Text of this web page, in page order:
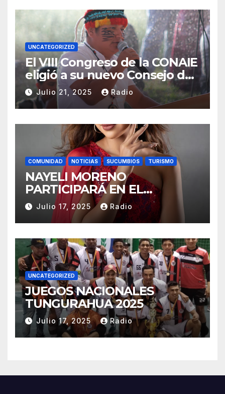
UNCATEGORIZED
El VIII Congreso de la CONAIE
eligió a su nuevo Consejo de
Gobierno de la CONAIE 2025–
2028.
Julio 21, 2025 Radio
COMUNIDAD NOTICIAS SUCUMBIOS TURISMO
NAYELI MORENO
PARTICIPARÁ EN EL
REINADO NACIONAL DEL
CAFÉ LA TOQUILLA 2025 EN
REPRESENTACIÓN DE
SUCUMBÍOS
Julio 17, 2025 Radio
UNCATEGORIZED
JUEGOS NACIONALES
TUNGURAHUA 2025
Julio 17, 2025 Radio